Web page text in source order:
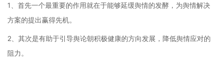
1、首先一个最重要的作用就在于能够延缓舆情的发酵，为舆情解决
方案的提出赢得先机。
2、其次是有助于引导舆论朝积极健康的方向发展，降低舆情应对的
阻力。